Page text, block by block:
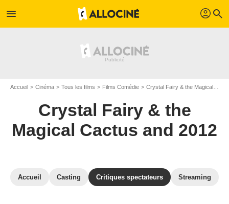
menu profil search
Accueil Cinéma Tous les films Films Comédie Crystal Fairy & the Magical Cactus and 2012
Crystal Fairy & the
Magical Cactus and 2012
Accueil Casting Critiques spectateurs Streaming